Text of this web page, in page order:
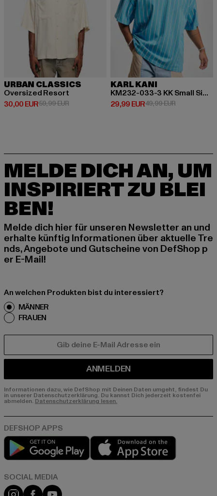
URBAN CLASSICS
Oversized Resort
30,00 EUR
Derzeitiger Preis: 30,00 EUR
59,99 EURAktionspreis: 59,99 EUR
KARL KANI
KM232-033-3 KK Small Signature Boxy Heavy Jersey Pinstripe Tee
29,99 EUR
Derzeitiger Preis: 29,99 EUR
49,99 EURAktionspreis:
MELDE DICH AN, UM
INSPIRIERT ZU BLEI
BEN!
Melde dich hier für unseren Newsletter an und
erhalte künftig Informationen über aktuelle Tre
nds, Angebote und Gutscheine von DefShop p
er E-Mail!
An welchen Produkten bist du interessiert?
MÄNNER
FRAUEN
ANMELDEN
Informationen dazu, wie DefShop mit Deinen Daten umgeht, findest Du
in unserer Datenschutzerklärung. Du kannst Dich jederzeit kostenfei
abmelden. Datenschutzerklärung lesen.
Play market
Instagram
FacebookYouTube